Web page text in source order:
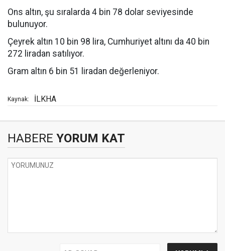
Ons altın, şu sıralarda 4 bin 78 dolar seviyesinde
bulunuyor.
Çeyrek altın 10 bin 98 lira, Cumhuriyet altını da 40 bin
272 liradan satılıyor.
Gram altın 6 bin 51 liradan değerleniyor.
Kaynak: İLKHA
HABERE YORUM KAT